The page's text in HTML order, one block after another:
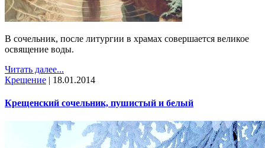
В сочельник, после литургии в храмах совершается великое
освящение воды.
Читать далее...
Крещение | 18.01.2014
Крещенский сочельник, пушистый и белый